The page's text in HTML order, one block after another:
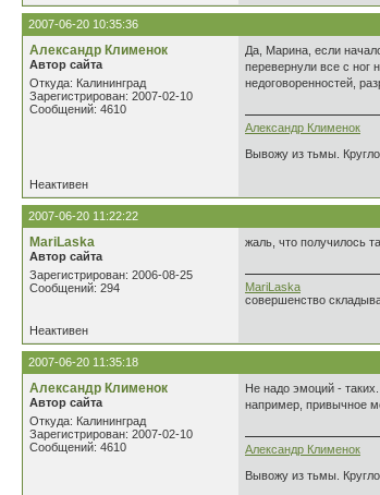
2007-06-20 10:35:36
Александр Клименок
Автор сайта
Откуда: Калининград
Зарегистрирован: 2007-02-10
Сообщений: 4610
Да, Марина, если
перевернули все с ног
недоговоренностей,
Александр Клименок
Вывожу из тьмы.
Неактивен
2007-06-20 11:22:22
MariLaska
Автор сайта
Зарегистрирован: 2006-08-25
Сообщений: 294
жаль, что получилось
MariLaska
совершенство
Неактивен
2007-06-20 11:35:18
Александр Клименок
Автор сайта
Откуда: Калининград
Зарегистрирован: 2007-02-10
Сообщений: 4610
Не надо эмоций -
например, привычное
Александр Клименок
Вывожу из тьмы.